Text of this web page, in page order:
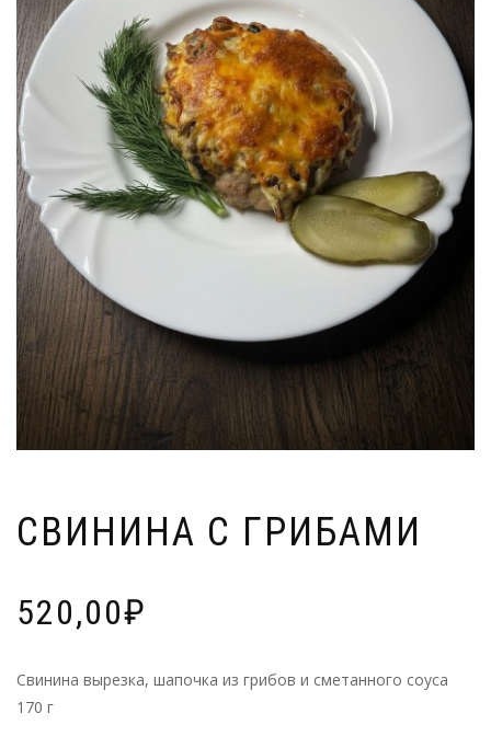
СВИНИНА С ГРИБАМИ
520,00₽
Свинина вырезка, шапочка из грибов и сметанного соуса
170 г